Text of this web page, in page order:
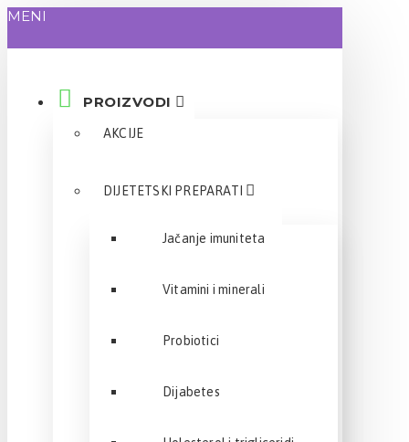
MENI
PROIZVODI
AKCIJE
DIJETETSKI PREPARATI
Jačanje imuniteta
Vitamini i minerali
Probiotici
Dijabetes